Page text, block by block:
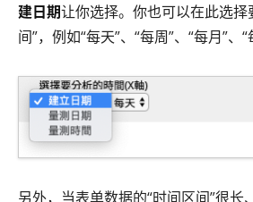
建日期让你选择。你也可以在此选择
间”，例如“每天”、“每周”、“每月”、“
另外，当表单数据的“时间区间”很长